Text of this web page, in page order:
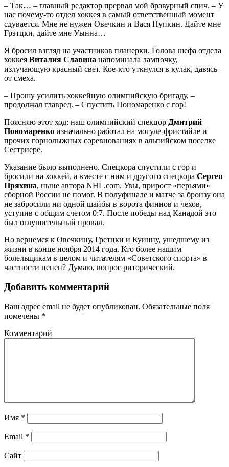
– Так… – главный редактор прервал мой бравурный спич. – У
нас почему-то отдел хоккея в самый ответственный момент
сдувается. Мне не нужен Овечкин и Вася Пупкин. Дайте мне
Грэтцки, дайте мне Уынна…
Я бросил взгляд на участников планерки. Голова шефа отдела
хоккея Виталия Славина напоминала лампочку,
излучающую красный свет. Кое-кто уткнулся в кулак, давясь
от смеха.
– Прошу усилить хоккейную олимпийскую бригаду, –
продолжал главред. – Спустить Пономаренко с гор!
Поясняю этот ход: наш олимпийский спекцор Дмитрий
Пономаренко изначально работал на могуле-фристайле и
прочих горнолыжных соревнованиях в альпийском поселке
Сестриере.
Указание было выполнено. Спецкора спустили с гор и
бросили на хоккей, а вместе с ним и другого спецкора Сергея
Пряхина, ныне автора NHL.com. Увы, прирост «перьями»
сборной России не помог. В полуфинале и матче за бронзу она
не забросили ни одной шайбы в ворота финнов и чехов,
уступив с общим счетом 0:7. После победы над Канадой это
был оглушительный провал.
Но вернемся к Овечкину, Гретцки и Куинну, ушедшему из
жизни в конце ноября 2014 года. Кто более нашим
болельщикам в целом и читателям «Советского спорта» в
частности ценен? Думаю, вопрос риторический.
Добавить комментарий
Ваш адрес email не будет опубликован. Обязательные поля
помечены *
Комментарий
Имя *
Email *
Сайт